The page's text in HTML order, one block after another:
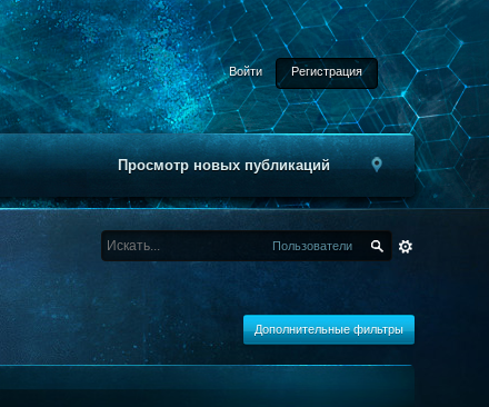
Войти Регистрация
Просмотр новых публикаций
Пользователи
Дополнительные фильтры